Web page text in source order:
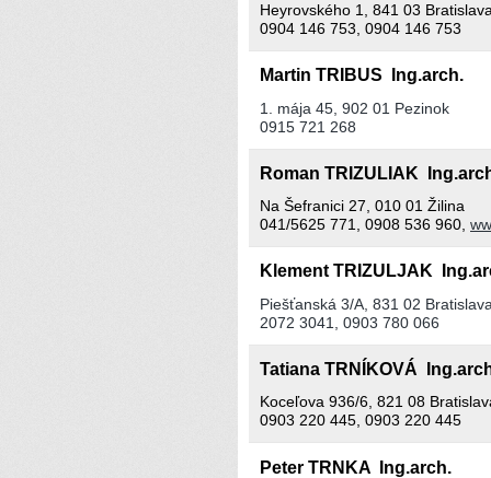
Heyrovského 1, 841 03
0904 146 753, 0904 146 753
Martin TRIBUS Ing.arch.
1. mája 45, 902 01 Pezinok
0915 721 268
Roman TRIZULIAK
Na Šefranici 27, 010 01 Žilina
041/5625 771, 0908 536 960,
Klement TRIZULJAK
Piešťanská 3/A, 831 02
2072 3041, 0903 780 066
Tatiana TRNÍKOVÁ
Koceľova 936/6, 821 08
0903 220 445, 0903 220 445
Peter TRNKA Ing.arch.